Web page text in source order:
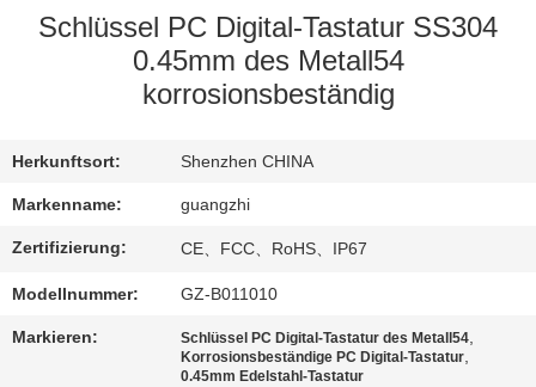
QUALITÄTSKONTROLLE
SIE
MIT
UNS
IN
VERBINDUNG
Schlüssel PC Digital-Tastatur SS304
0.45mm des Metall54
korrosionsbeständig
Herkunftsort: Shenzhen CHINA
Markenname: guangzhi
Zertifizierung: CE、FCC、RoHS、IP67
Modellnummer: GZ-B011010
Markieren: Schlüssel PC Digital-Tastatur des Metall54,
Korrosionsbeständige PC Digital-Tastatur,
0.45mm Edelstahl-Tastatur